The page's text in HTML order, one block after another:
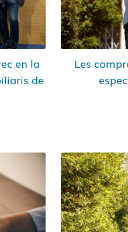
en la
de
Les